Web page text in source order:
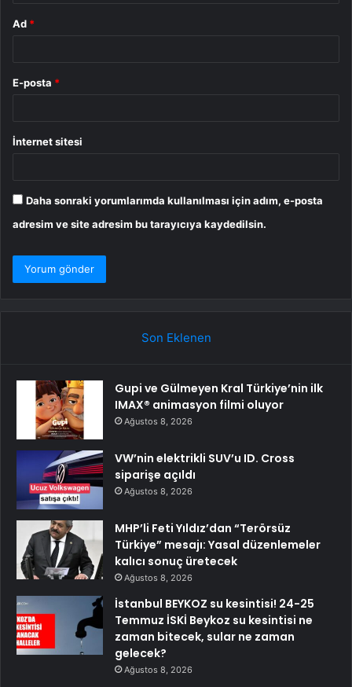
Ad *
E-posta *
İnternet sitesi
Daha sonraki yorumlarımda kullanılması için adım, e-posta
adresim ve site adresim bu tarayıcıya kaydedilsin.
Son Eklenen
Gupi ve Gülmeyen Kral Türkiye’nin ilk
IMAX® animasyon filmi oluyor
Ağustos 8, 2026
VW’nin elektrikli SUV’u ID. Cross
siparişe açıldı
Ağustos 8, 2026
MHP’li Feti Yıldız’dan “Terörsüz
Türkiye” mesajı: Yasal düzenlemeler
kalıcı sonuç üretecek
Ağustos 8, 2026
İstanbul BEYKOZ su kesintisi! 24-25
Temmuz İSKİ Beykoz su kesintisi ne
zaman bitecek, sular ne zaman
gelecek?
Ağustos 8, 2026